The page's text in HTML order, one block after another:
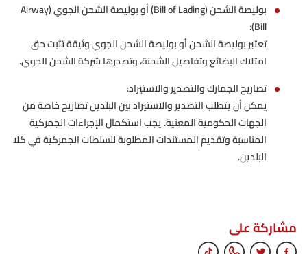
بوليصة الشحن (Bill of Lading) أو بوليصة الشحن الجوي (Airway
Bill):
تعتبر بوليصة الشحن أو بوليصة الشحن الجوي وثيقة تثبت حق
امتلاك البضائع وتفاصيل الشحنة، وتصدرها شركة الشحن الجوي.
تصاريح الجمارك والتصدير والاستيراد:
يمكن أن يتطلب التصدير والاستيراد بين البلدين تصاريح خاصة من
الجهات الحكومية المعنية. يجب استكمال الإجراءات الجمركية
المناسبة وتقديم المستندات المطلوبة للسلطات الجمركية في كلا
البلدين.
مشاركة على